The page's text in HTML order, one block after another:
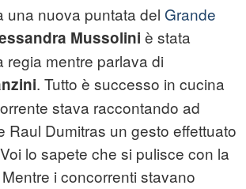
una nuova puntata del Grande
Mussolini è stata
regia mentre parlava di
. Tutto è successo in cucina
stava raccontando ad
Raul Dumitras un gesto effettuato
lo sapete che si pulisce con la
i concorrenti stavano